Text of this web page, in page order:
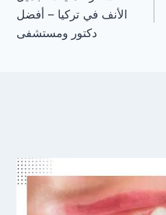
الأنف في تركيا – أفضل
دكتور ومستشفى